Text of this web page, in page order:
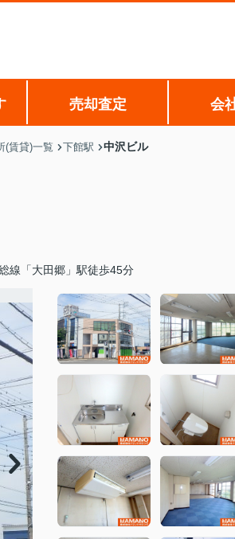
売却査定 会
(賃貸)一覧 下館駅 中沢ビル
線「大田郷」駅徒歩45分